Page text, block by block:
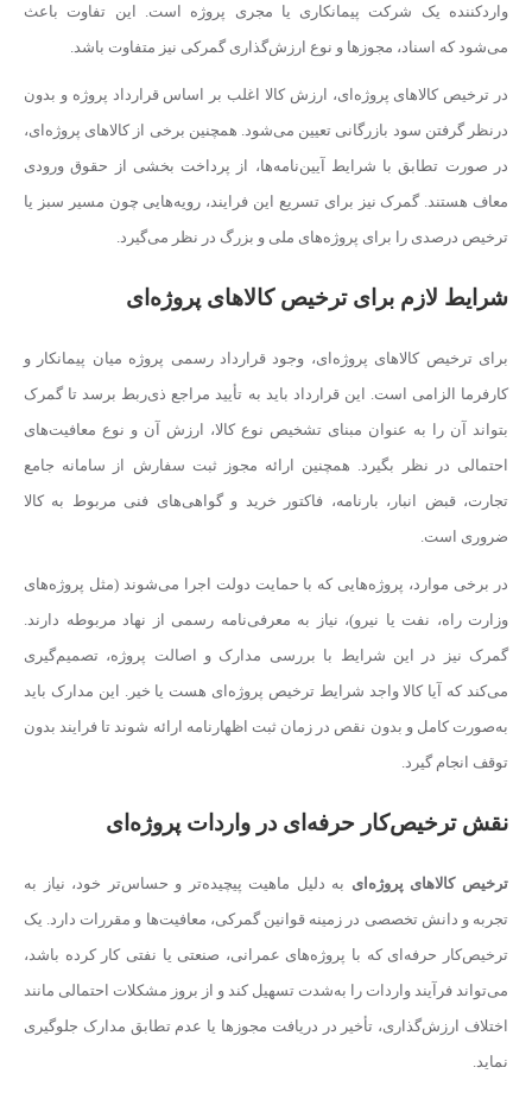
واردکننده یک شرکت پیمانکاری یا مجری پروژه است. این تفاوت باعث
می‌شود که اسناد، مجوزها و نوع ارزش‌گذاری گمرکی نیز متفاوت باشد.
در ترخیص کالاهای پروژه‌ای، ارزش کالا اغلب بر اساس قرارداد پروژه و بدون
درنظر گرفتن سود بازرگانی تعیین می‌شود. همچنین برخی از کالاهای پروژه‌ای،
در صورت تطابق با شرایط آیین‌نامه‌ها، از پرداخت بخشی از حقوق ورودی
معاف هستند. گمرک نیز برای تسریع این فرایند، رویه‌هایی چون مسیر سبز یا
ترخیص درصدی را برای پروژه‌های ملی و بزرگ در نظر می‌گیرد.
شرایط لازم برای ترخیص کالاهای پروژه‌ای
برای ترخیص کالاهای پروژه‌ای، وجود قرارداد رسمی پروژه میان پیمانکار و
کارفرما الزامی است. این قرارداد باید به تأیید مراجع ذی‌ربط برسد تا گمرک
بتواند آن را به عنوان مبنای تشخیص نوع کالا، ارزش آن و نوع معافیت‌های
احتمالی در نظر بگیرد. همچنین ارائه مجوز ثبت سفارش از سامانه جامع
تجارت، قبض انبار، بارنامه، فاکتور خرید و گواهی‌های فنی مربوط به کالا
ضروری است.
در برخی موارد، پروژه‌هایی که با حمایت دولت اجرا می‌شوند (مثل پروژه‌های
وزارت راه، نفت یا نیرو)، نیاز به معرفی‌نامه رسمی از نهاد مربوطه دارند.
گمرک نیز در این شرایط با بررسی مدارک و اصالت پروژه، تصمیم‌گیری
می‌کند که آیا کالا واجد شرایط ترخیص پروژه‌ای هست یا خیر. این مدارک باید
به‌صورت کامل و بدون نقص در زمان ثبت اظهارنامه ارائه شوند تا فرایند بدون
توقف انجام گیرد.
نقش ترخیص‌کار حرفه‌ای در واردات پروژه‌ای
ترخیص کالاهای پروژه‌ای به دلیل ماهیت پیچیده‌تر و حساس‌تر خود، نیاز به
تجربه و دانش تخصصی در زمینه قوانین گمرکی، معافیت‌ها و مقررات دارد. یک
ترخیص‌کار حرفه‌ای که با پروژه‌های عمرانی، صنعتی یا نفتی کار کرده باشد،
می‌تواند فرآیند واردات را به‌شدت تسهیل کند و از بروز مشکلات احتمالی مانند
اختلاف ارزش‌گذاری، تأخیر در دریافت مجوزها یا عدم تطابق مدارک جلوگیری
نماید.